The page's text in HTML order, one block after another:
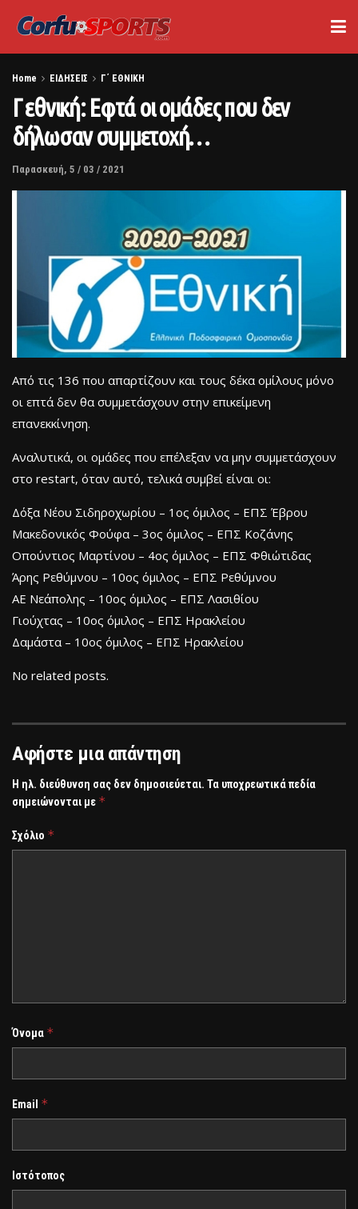
Home ΕΙΔΗΣΕΙΣ Γ΄ ΕΘΝΙΚΗ
Γ εθνική: Εφτά οι ομάδες που δεν
δήλωσαν συμμετοχή…
Παρασκευή, 5 / 03 / 2021
Από τις 136 που απαρτίζουν και τους δέκα ομίλους μόνο
οι επτά δεν θα συμμετάσχουν στην επικείμενη
επανεκκίνηση.
Αναλυτικά, οι ομάδες που επέλεξαν να μην συμμετάσχουν
στο restart, όταν αυτό, τελικά συμβεί είναι οι:
Δόξα Νέου Σιδηροχωρίου – 1ος όμιλος – ΕΠΣ Έβρου
Μακεδονικός Φούφα – 3ος όμιλος – ΕΠΣ Κοζάνης
Οπούντιος Μαρτίνου – 4ος όμιλος – ΕΠΣ Φθιώτιδας
Άρης Ρεθύμνου – 10ος όμιλος – ΕΠΣ Ρεθύμνου
ΑΕ Νεάπολης – 10ος όμιλος – ΕΠΣ Λασιθίου
Γιούχτας – 10ος όμιλος – ΕΠΣ Ηρακλείου
Δαμάστα – 10ος όμιλος – ΕΠΣ Ηρακλείου
No related posts.
Αφήστε μια απάντηση
Η ηλ. διεύθυνση σας δεν δημοσιεύεται. Τα υποχρεωτικά πεδία
σημειώνονται με *
Σχόλιο *
Όνομα *
Email *
Ιστότοπος